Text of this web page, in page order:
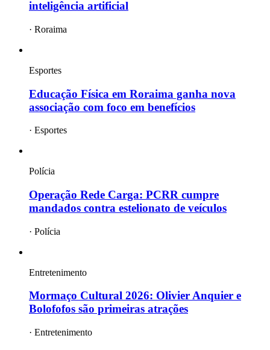
inteligência artificial
· Roraima
Esportes
Educação Física em Roraima ganha nova
associação com foco em benefícios
· Esportes
Polícia
Operação Rede Carga: PCRR cumpre
mandados contra estelionato de veículos
· Polícia
Entretenimento
Mormaço Cultural 2026: Olivier Anquier e
Bolofofos são primeiras atrações
· Entretenimento